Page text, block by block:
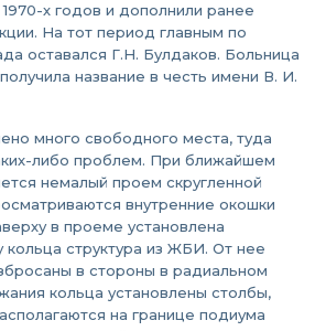
х годов и дополнили ранее
На тот период главным по
оставался Г.Н. Булдаков. Больница
название в честь имени В. И.
много свободного места, туда
либо проблем. При ближайшем
немалый проем скругленной
внутренние окошки
в проеме установлена
структура из ЖБИ. От нее
в стороны в радиальном
кольца установлены столбы,
на границе подиума